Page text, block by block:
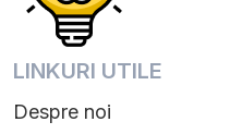
LINKURI UTILE
Despre noi